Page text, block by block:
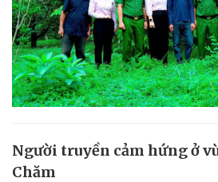
Người truyền cảm hứng ở
Chăm